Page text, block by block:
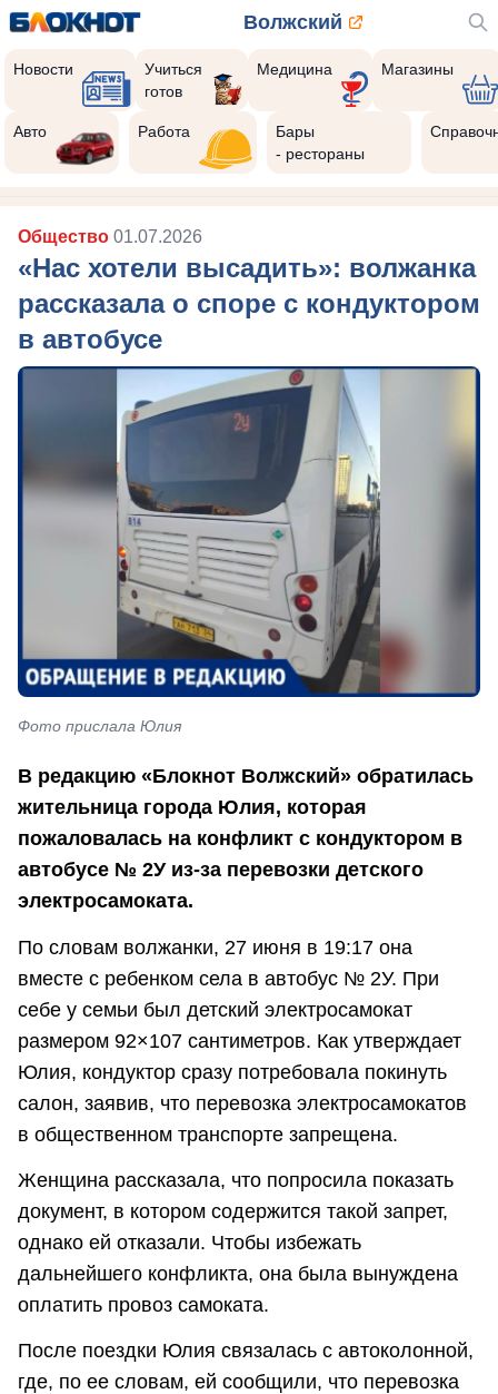
Волжский
Новости
Учиться
готов
Медицина Магазины
Авто Работа
Бары
- рестораны
Общество 01.07.2026
«Нас хотели высадить»: волжанка
рассказала о споре с кондуктором
в автобусе
Фото прислала Юлия
В редакцию «Блокнот Волжский» обратилась
жительница города Юлия, которая
пожаловалась на конфликт с кондуктором в
автобусе № 2У из-за перевозки детского
электросамоката.
По словам волжанки, 27 июня в 19:17 она
вместе с ребенком села в автобус № 2У. При
себе у семьи был детский электросамокат
размером 92×107 сантиметров. Как утверждает
Юлия, кондуктор сразу потребовала покинуть
салон, заявив, что перевозка электросамокатов
в общественном транспорте запрещена.
Женщина рассказала, что попросила показать
документ, в котором содержится такой запрет,
однако ей отказали. Чтобы избежать
дальнейшего конфликта, она была вынуждена
оплатить провоз самоката.
После поездки Юлия связалась с автоколонной,
где, по ее словам, ей сообщили, что перевозка